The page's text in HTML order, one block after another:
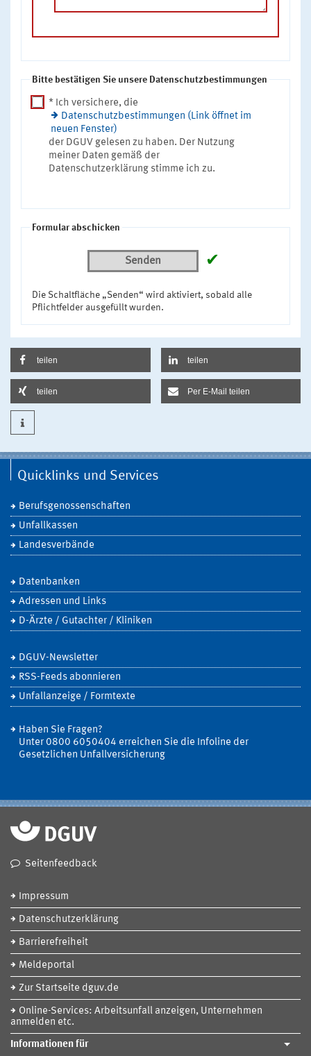
Bitte bestätigen Sie unsere Datenschutzbestimmungen
* Ich versichere, die
Datenschutzbestimmungen (Link öffnet im
neuen Fenster)
der DGUV gelesen zu haben. Der Nutzung
meiner Daten gemäß der
Datenschutzerklärung stimme ich zu.
Formular abschicken
Senden ✔
Die Schaltfläche „Senden“ wird aktiviert, sobald alle
Pflichtfelder ausgefüllt wurden.
teilen teilen
teilen Per E-Mail teilen
Quicklinks und Services
Berufsgenossenschaften
Unfallkassen
Landesverbände
Datenbanken
Adressen und Links
D-Ärzte / Gutachter / Kliniken
DGUV-Newsletter
RSS-Feeds abonnieren
Unfallanzeige / Formtexte
Haben Sie Fragen?
Unter 0800 6050404 erreichen Sie die Infoline der
Gesetzlichen Unfallversicherung
Seitenfeedback
Impressum
Datenschutzerklärung
Barrierefreiheit
Meldeportal
Zur Startseite dguv.de
Online-Services: Arbeitsunfall anzeigen, Unternehmen
anmelden etc.
Informationen für